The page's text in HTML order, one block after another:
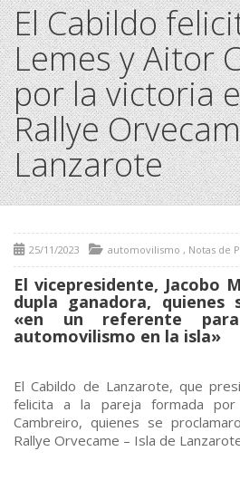
El Cabildo
Lemes y Aitor
por la victoria
Rallye
Lanzarote
25/11/2023 automovilismo , Notas de
El vicepresidente, Jacobo
dupla ganadora, quienes
«en un referente
automovilismo en la isla»
El Cabildo de Lanzarote, que
felicita a la pareja formada
Cambreiro, quienes se
Rallye Orvecame – Isla de